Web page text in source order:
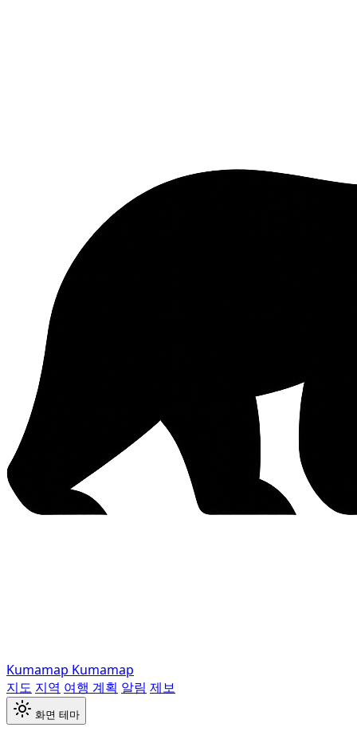
Kumamap Kumamap
지도 지역 여행 계획 알림 제보
화면 테마